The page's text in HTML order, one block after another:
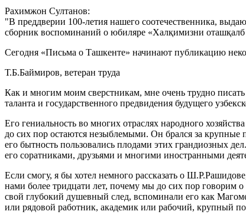
Рахимжон Султанов:
В преддверии 100-летия нашего соотечественника,
сборник воспоминаний о юбиляре «Халқимизни
Сегодня «Письма о Ташкенте» начинают публикацию
Т.Б.Баймиров, ветеран труда
Как и многим моим сверстникам, мне очень трудно
таланта и государственного предвидения будущего
Его гениальность во многих отраслях народного
до сих пор остаются незыблемыми. Он брался за крупные
его бытность пользовались плодами этих грандиозных
его соратниками, друзьями и многими иностранными
Если смогу, я бы хотел немного рассказать о
нами более тридцати лет, почему мы до сих пор говорим
свой глубокий душевный след, вспоминали его как
или рядовой работник, академик или рабочий, крупный